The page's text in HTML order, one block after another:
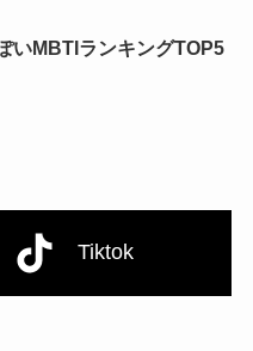
いMBTIランキングTOP5
Tiktok